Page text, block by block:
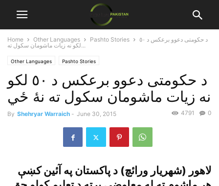
Home Other Languages Pashto Stories
د حکومتى دعوو برعکس د ٥٠
لکو نه زيات ماشومان سکول ته...
Other Languages Pashto Stories
د حکومتى دعوو برعکس د ٥٠ لکو
نه زيات ماشومان سکول ته نۀ ځي
By Shehryar Warraich - June 30, 2015 0
4791
لاهور (شهريار ورائچ) د پاکستان په آئين کښې